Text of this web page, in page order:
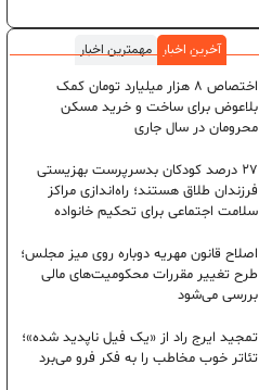
آخرین اخبار
مهمترین اخبار
اختصاص ۸ هزار میلیارد تومان کمک
بلاعوض برای ساخت و خرید مسکن
محرومان در سال جاری
۲۷ درصد کودکان بدسرپرست بهزیستی
فرزندان طلاق هستند؛ راه‌اندازی مراکز
سلامت اجتماعی برای تحکیم خانواده
اصلاح قانون مهریه دوباره روی میز مجلس؛
طرح تغییر مقررات محکومیت‌های مالی
بررسی می‌شود
تمجید ایرج راد از «یک فیل ناپدید شده»؛
تئاتر خوب مخاطب را به فکر فرو می‌برد